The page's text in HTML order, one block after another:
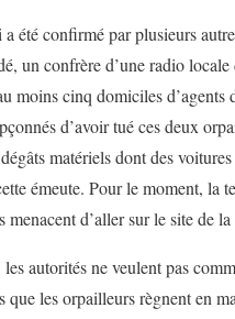
été confirmé par plusieurs
un confrère d’une radio locale
moins cinq domiciles d’agents
d’avoir tué ces deux
matériels dont des
émeute. Pour le moment, la
menacent d’aller sur le site de la
autorités ne veulent pas
que les orpailleurs règnent en